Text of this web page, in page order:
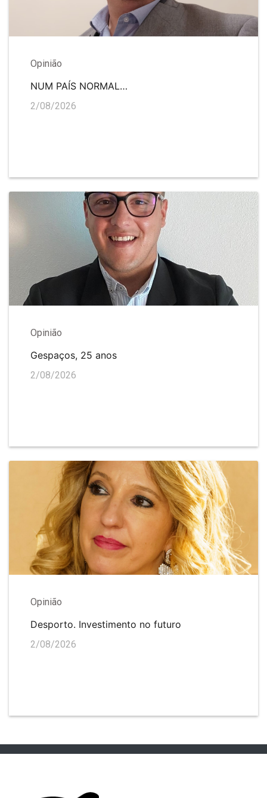
Opinião
NUM PAÍS NORMAL…
2/08/2026
Opinião
Gespaços, 25 anos
2/08/2026
Opinião
Desporto. Investimento no futuro
2/08/2026